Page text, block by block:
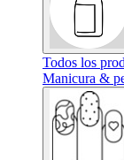
Todos los
Manicura &